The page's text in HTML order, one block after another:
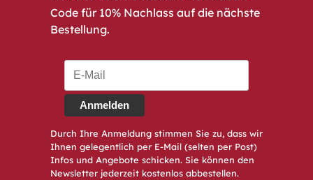
Code für 10% Nachlass auf die nächste
Bestellung.
Anmelden
Durch Ihre Anmeldung stimmen Sie zu, dass wir
Ihnen gelegentlich per E-Mail (selten per Post)
Infos und Angebote schicken. Sie können den
Newsletter jederzeit kostenlos abbestellen.